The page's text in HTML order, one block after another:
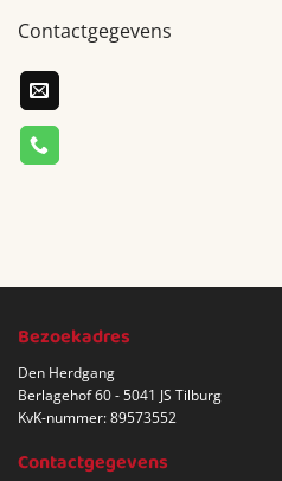
Contactgegevens
Bezoekadres
Den Herdgang
Berlagehof 60 - 5041 JS Tilburg
KvK-nummer: 89573552
Contactgegevens